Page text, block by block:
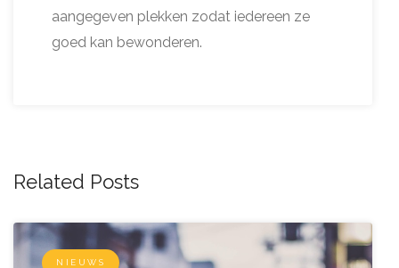
aangegeven plekken zodat iedereen ze
goed kan bewonderen.
Related Posts
NIEUWS